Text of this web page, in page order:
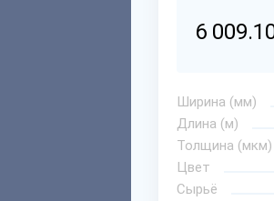
6
Ширина (мм)
Длина (м)
Толщина (мкм)
Цвет
Сырьё